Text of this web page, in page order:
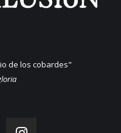
de los cobardes"